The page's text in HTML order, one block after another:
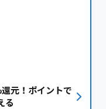
元！ポイントで
る